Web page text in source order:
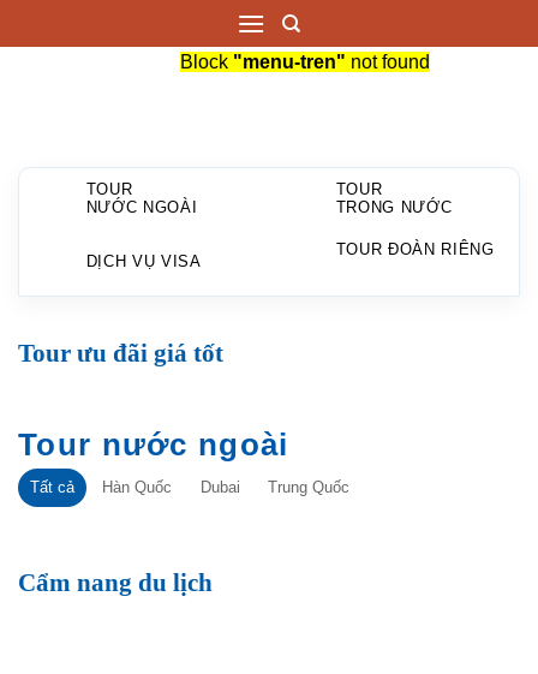
到
Block "menu-tren" not found
TOUR
NƯỚC NGOÀI
TOUR
TRONG NƯỚC
DỊCH VỤ VISA
TOUR ĐOÀN RIÊNG
Tour ưu đãi giá tốt
Tour nước ngoài
Tất cả Hàn Quốc Dubai Trung Quốc
Cẩm nang du lịch